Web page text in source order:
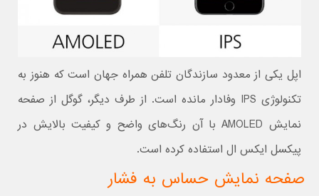
اپل یکی از معدود سازندگان تلفن همراه جهان است که هنوز به
تکنولوژی IPS وفادار مانده است. از طرف دیگر، گوگل از صفحه
نمایش AMOLED با آن رنگ‌های واضح و کیفیت بالایش در
پیکسل ایکس ال استفاده کرده است.
صفحه نمایش حساس به فشار